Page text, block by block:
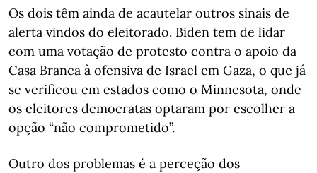
Os dois têm ainda de acautelar outros sinais de
alerta vindos do eleitorado. Biden tem de lidar
com uma votação de protesto contra o apoio da
Casa Branca à ofensiva de Israel em Gaza, o que já
se verificou em estados como o Minnesota, onde
os eleitores democratas optaram por escolher a
opção “não comprometido”.
Outro dos problemas é a perceção dos